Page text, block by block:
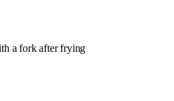
a fork after frying